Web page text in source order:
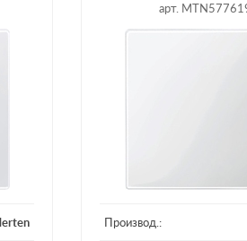
арт.
Производ.: